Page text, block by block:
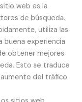
web es la
de búsqueda.
utiliza las
buena experiencia
obtener mejores
Esto se traduce
aumento del tráfico